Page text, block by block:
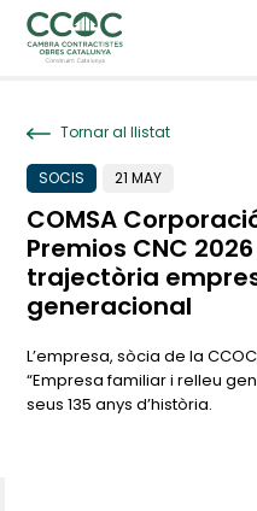
Tornar al llistat
SOCIS 21 MAY
COMSA
Premios CNC
trajectòria
generacional
L’empresa, sòcia de la
“Empresa familiar i relleu
seus 135 anys d’història.